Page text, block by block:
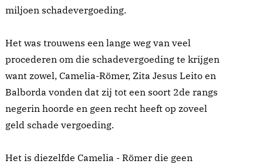
miljoen schadevergoeding.
Het was trouwens een lange weg van veel
procederen om die schadevergoeding te krijgen
want zowel, Camelia-Römer, Zita Jesus Leito en
Balborda vonden dat zij tot een soort 2de rangs
negerin hoorde en geen recht heeft op zoveel
geld schade vergoeding.
Het is diezelfde Camelia - Römer die geen